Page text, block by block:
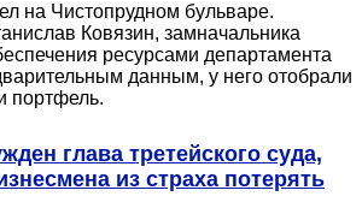
на Чистопрудном бульваре.
Ковязин, замначальника
ресурсами департамента
данным, у него отобрали
портфель.
глава третейского суда,
из страха потерять